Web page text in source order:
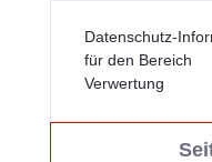
Datenschutz-
für den Bereich
Verwertung